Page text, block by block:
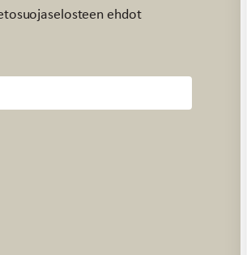
ehdot